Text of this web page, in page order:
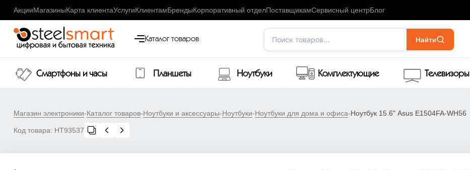
АкцииМагазиныКарта клиентаУслугиКлиентамБрендыКорпоративный отделПоставщикамСервисный центрБлог
Каталог товаров Поиск товаров... Найти
Смартфоны и часы Планшеты Ноутбуки Комплектующие Телевизоры
Магазин электроники-Каталог товаров-Ноутбуки и аксессуары-Ноутбуки-Ноутбуки для дома и офиса-Ноутбук 15.6" Asus E1504FA-WH56
Код товара: НТ93537